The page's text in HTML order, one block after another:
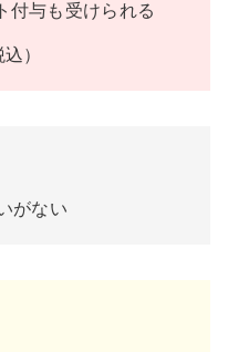
付与も受けられる
）
がない